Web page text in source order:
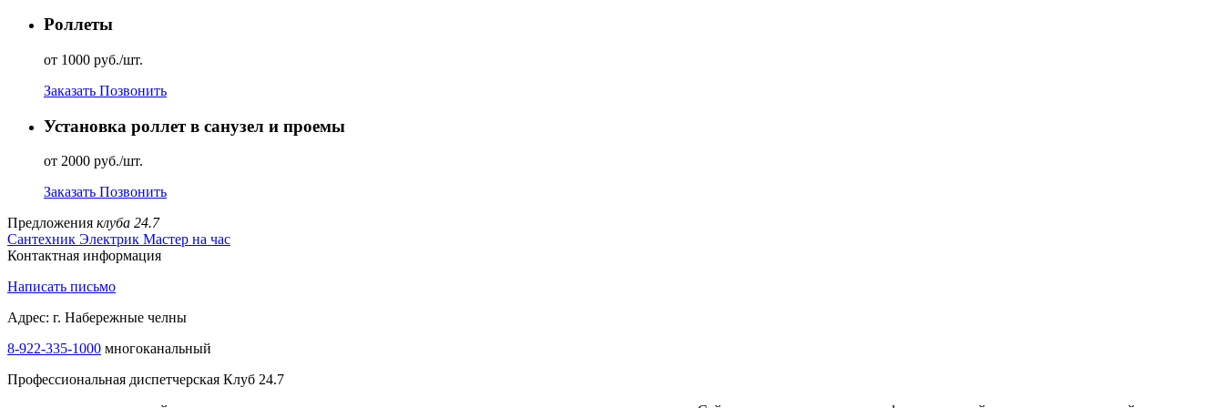
Роллеты
от 1000 руб./шт.
Заказать Позвонить
Установка роллет в санузел и проемы
от 2000 руб./шт.
Заказать Позвонить
Предложения клуба 24.7
Сантехник Электрик Мастер на час
Контактная информация
Написать письмо
Адрес: г. Набережные челны
8-922-335-2000 многоканальный
Профессиональная диспетчерская Клуб 24.7